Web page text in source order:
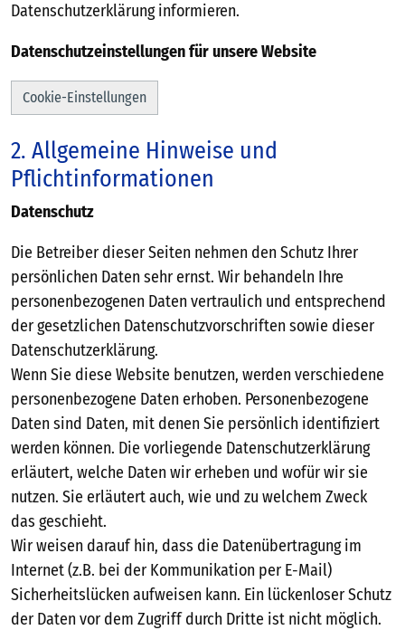
Datenschutzerklärung informieren.
Datenschutzeinstellungen für unsere Website
Cookie-Einstellungen
2. Allgemeine Hinweise und
Pflichtinformationen
Datenschutz
Die Betreiber dieser Seiten nehmen den Schutz Ihrer
persönlichen Daten sehr ernst. Wir behandeln Ihre
personenbezogenen Daten vertraulich und entsprechend
der gesetzlichen Datenschutzvorschriften sowie dieser
Datenschutzerklärung.
Wenn Sie diese Website benutzen, werden verschiedene
personenbezogene Daten erhoben. Personenbezogene
Daten sind Daten, mit denen Sie persönlich identifiziert
werden können. Die vorliegende Datenschutzerklärung
erläutert, welche Daten wir erheben und wofür wir sie
nutzen. Sie erläutert auch, wie und zu welchem Zweck
das geschieht.
Wir weisen darauf hin, dass die Datenübertragung im
Internet (z.B. bei der Kommunikation per E-Mail)
Sicherheitslücken aufweisen kann. Ein lückenloser Schutz
der Daten vor dem Zugriff durch Dritte ist nicht möglich.